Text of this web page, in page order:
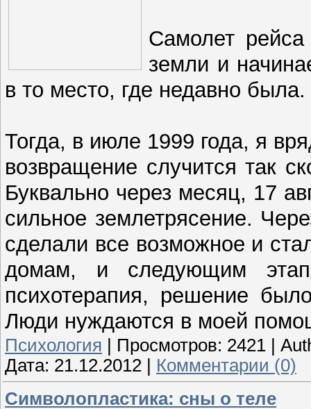
Самолет
земли и
в то место, где недавно была.
Тогда, в июле 1999 года, я
возвращение случится так
Буквально через месяц, 17
сильное землетрясение.
сделали все возможное и
домам, и следующим
психотерапия, решение
Люди нуждаются в моей
Психология Просмотров: 2421
Дата: 21.12.2012
Комментарии (0)
Символопластика: сны о теле